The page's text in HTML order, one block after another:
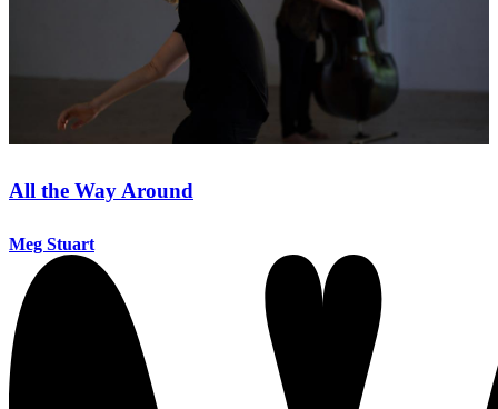
All the Way Around
Meg Stuart